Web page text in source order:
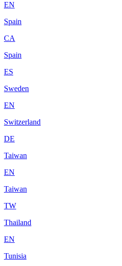
EN
Spain
CA
Spain
ES
Sweden
EN
Switzerland
DE
Taiwan
EN
Taiwan
TW
Thailand
EN
Tunisia